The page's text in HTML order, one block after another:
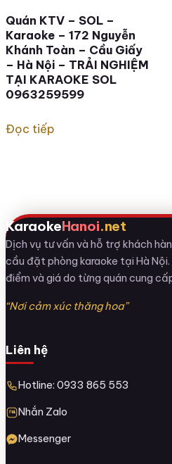
Quán KTV – SOL –
Karaoke – 172 Nguyễn
Khánh Toàn – Cầu Giấy
– Hà Nội – TRẢI NGHIỆM
TẠI KARAOKE SOL
0963259599
Đọc tiếp
KaraokeHanoi.net
Dịch vụ tư vấn và hỗ trợ khách
cầu đặt phòng karaoke tại Hà
điểm và giá do từng quán cung
“Nơi cảm xúc thăng hoa”
Liên hệ
Hotline: 0933 865 553
Nhắn Zalo
Messenger